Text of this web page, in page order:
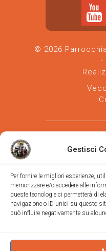
Gestisci
Per fornire le migliori esperienze,
memorizzare e/o accedere alle
queste tecnologie ci permetterà di
navigazione o ID unici su questo
può influire negativamente su
© 2026
-
Parrocchia san
via Vittorino